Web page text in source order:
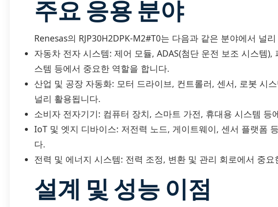
주요 응용 분야
Renesas의 RJP30H2DPK-M2#T0는 다음과 같은 분야에서 널
자동차 전자 시스템: 제어 모듈, ADAS(첨단 운전 보조 시스템),
스템 등에서 중요한 역할을 합니다.
산업 및 공장 자동화: 모터 드라이브, 컨트롤러, 센서, 로봇 시
널리 활용됩니다.
소비자 전자기기: 컴퓨터 장치, 스마트 가전, 휴대용 시스템 등
IoT 및 엣지 디바이스: 저전력 노드, 게이트웨이, 센서 플랫폼
다.
전력 및 에너지 시스템: 전력 조정, 변환 및 관리 회로에서 중요
설계 및 성능 이점